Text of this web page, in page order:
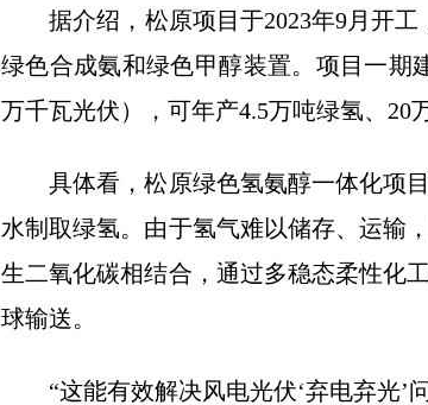
据介绍，松原项目于2023年9月开工
绿色合成氨和绿色甲醇装置。项目一期
万千瓦光伏），可年产4.5万吨绿氢、20
具体看，松原绿色氢氨醇一体化项目
水制取绿氢。由于氢气难以储存、运输
生二氧化碳相结合，通过多稳态柔性化
球输送。
“这能有效解决风电光伏‘弃电弃光’